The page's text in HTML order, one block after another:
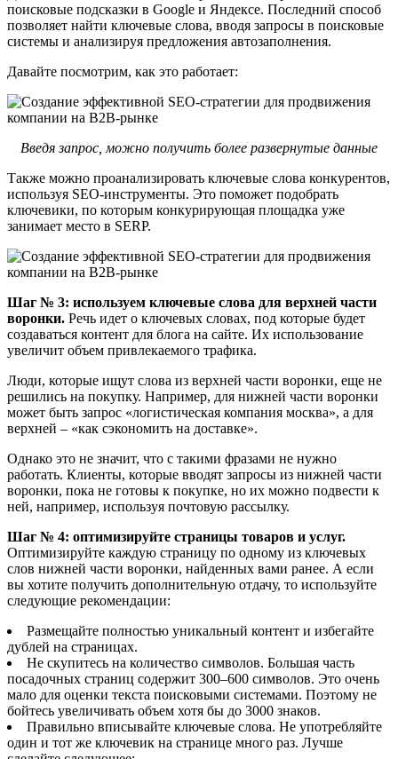
поисковые подсказки в Google и Яндексе. Последний способ
позволяет найти ключевые слова, вводя запросы в поисковые
системы и анализируя предложения автозаполнения.
Давайте посмотрим, как это работает:
Введя запрос, можно получить более развернутые данные
Также можно проанализировать ключевые слова конкурентов,
используя SEO-инструменты. Это поможет подобрать
ключевики, по которым конкурирующая площадка уже
занимает место в SERP.
Шаг № 3: используем ключевые слова для верхней части
воронки. Речь идет о ключевых словах, под которые будет
создаваться контент для блога на сайте. Их использование
увеличит объем привлекаемого трафика.
Люди, которые ищут слова из верхней части воронки, еще не
решились на покупку. Например, для нижней части воронки
может быть запрос «логистическая компания москва», а для
верхней – «как сэкономить на доставке».
Однако это не значит, что с такими фразами не нужно
работать. Клиенты, которые вводят запросы из нижней части
воронки, пока не готовы к покупке, но их можно подвести к
ней, например, используя почтовую рассылку.
Шаг № 4: оптимизируйте страницы товаров и услуг.
Оптимизируйте каждую страницу по одному из ключевых
слов нижней части воронки, найденных вами ранее. А если
вы хотите получить дополнительную отдачу, то используйте
следующие рекомендации:
Размещайте полностью уникальный контент и избегайте
дублей на страницах.
Не скупитесь на количество символов. Большая часть
посадочных страниц содержит 300–600 символов. Это очень
мало для оценки текста поисковыми системами. Поэтому не
бойтесь увеличивать объем хотя бы до 3000 знаков.
Правильно вписывайте ключевые слова. Не употребляйте
один и тот же ключевик на странице много раз. Лучше